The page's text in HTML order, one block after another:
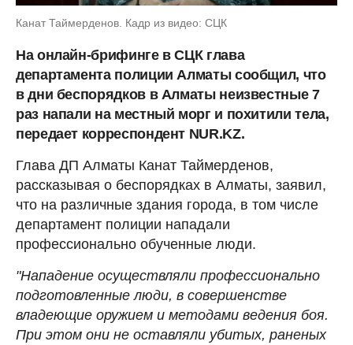
Канат Таймерденов. Кадр из видео: СЦК
На онлайн-брифинге в СЦК глава
департамента полиции Алматы сообщил, что
в дни беспорядков в Алматы неизвестные 7
раз напали на местный морг и похитили тела,
передает корреспондент NUR.KZ.
Глава ДП Алматы Канат Таймерденов,
рассказывая о беспорядках в Алматы, заявил,
что на различные здания города, в том числе
департамент полиции нападали
профессионально обученные люди.
"Нападение осуществляли профессионально
подготовленные люди, в совершенстве
владеющие оружием и методами ведения боя.
При этом они не оставляли убитых, раненых